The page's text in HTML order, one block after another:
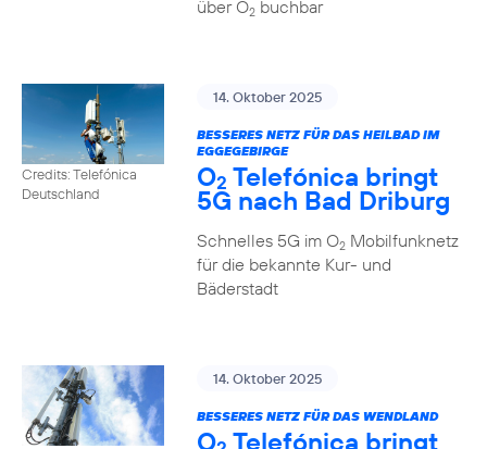
über O2buchbar
Credits: Telefónica
Deutschland
14. Oktober 2025
BESSERES NETZ FÜR DAS HEILBAD IM
EGGEGEBIRGE
O2 Telefónica bringt
5G nach Bad Driburg
Schnelles 5G im O2Mobilfunknetz
für die bekannte Kur- und
Bäderstadt
14. Oktober 2025
BESSERES NETZ FÜR DAS WENDLAND
O Telefónica bringt